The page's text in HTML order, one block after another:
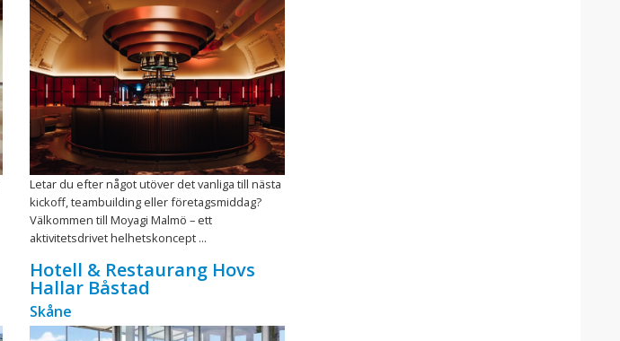
Letar du efter något utöver det vanliga till nästa
kickoff, teambuilding eller företagsmiddag?
Välkommen till Moyagi Malmö – ett
aktivitetsdrivet helhetskoncept ...
Hotell & Restaurang Hovs
Hallar Båstad
Skåne